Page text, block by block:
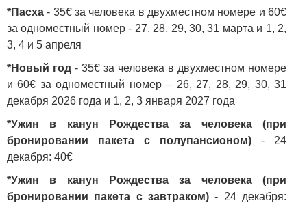
*Пасха - 35€ за человека в двухместном номере и 60€
за одноместный номер - 27, 28, 29, 30, 31 марта и 1, 2,
3, 4 и 5 апреля
*Новый год - 35€ за человека в двухместном номере
и 60€ за одноместный номер – 26, 27, 28, 29, 30, 31
декабря 2026 года и 1, 2, 3 января 2027 года
*Ужин в канун Рождества за человека (при
бронировании пакета с полупансионом) - 24
декабря: 40€
*Ужин в канун Рождества за человека (при
бронировании пакета с завтраком) - 24 декабря: